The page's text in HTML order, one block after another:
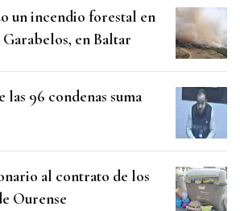
un incendio forestal en
en Baltar
las 96 condenas suma
al contrato de los
Ourense